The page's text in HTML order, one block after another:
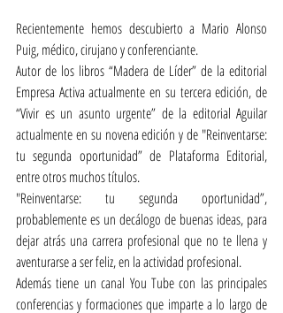
Recientemente hemos descubierto a Mario Alonso
Puig, médico, cirujano y conferenciante.
Autor de los libros “Madera de Líder” de la editorial
Empresa Activa actualmente en su tercera edición, de
“Vivir es un asunto urgente” de la editorial Aguilar
actualmente en su novena edición y de "Reinventarse:
tu segunda oportunidad” de Plataforma Editorial,
entre otros muchos títulos.
"Reinventarse: tu segunda oportunidad”,
probablemente es un decálogo de buenas ideas, para
dejar atrás una carrera profesional que no te llena y
aventurarse a ser feliz, en la actividad profesional.
Además tiene un canal You Tube con las principales
conferencias y formaciones que imparte a lo largo de